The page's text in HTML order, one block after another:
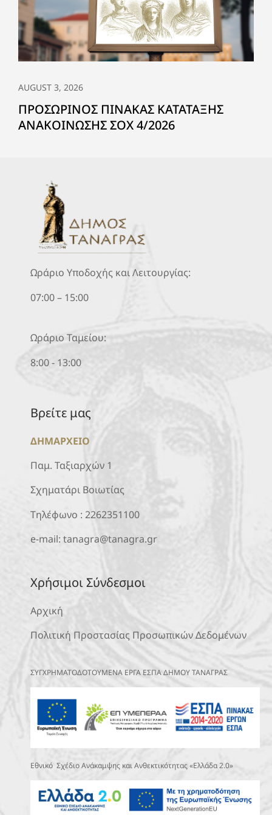
AUGUST 3, 2026
ΠΡΟΣΩΡΙΝΟΣ ΠΙΝΑΚΑΣ ΚΑΤΑΤΑΞΗΣ
ΑΝΑΚΟΙΝΩΣΗΣ ΣΟΧ 4/2026
Ωράριο Υποδοχής και Λειτουργίας:
07:00 – 15:00
Ωράριο Ταμείου:
8:00 - 13:00
Βρείτε μας
ΔΗΜΑΡΧΕΙΟ
Παμ. Ταξιαρχών 1
Σχηματάρι Βοιωτίας
Τηλέφωνο : 2262351100
e-mail: tanagra@tanagra.gr
Χρήσιμοι Σύνδεσμοι
Αρχική
Πολιτική Προστασίας Προσωπικών Δεδομένων
ΣΥΓΧΡΗΜΑΤΟΔΟΤΟΥΜΕΝΑ ΕΡΓΑ ΕΣΠΑ ΔΗΜΟΥ ΤΑΝΑΓΡΑΣ
Εθνικό Σχέδιο Ανάκαμψης και Ανθεκτικότητας «Ελλάδα 2.0»